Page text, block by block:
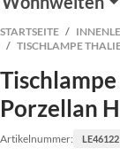
STARTSEITE
TISCHLAMPE
Porzellan
Artikelnummer: LE46122